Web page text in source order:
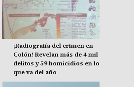
¡Radiografía del crimen en
Colón! Revelan más de 4 mil
delitos y 59 homicidios en lo
que va del año